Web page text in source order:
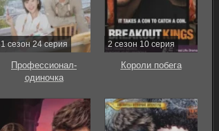
1 сезон 24 серия
Профессионал-
одиночка
2 сезон 10 серия
Короли побега